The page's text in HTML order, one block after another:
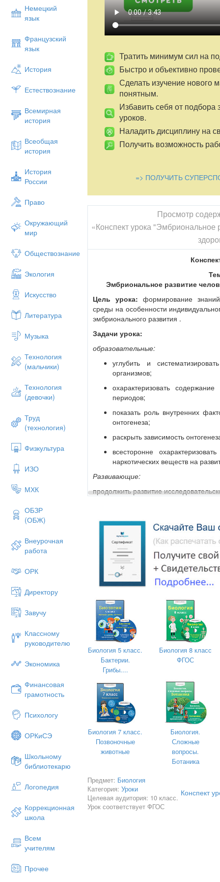
Немецкий
язык
Французский
язык
История
Естествознание
Всемирная
история
Всеобщая
история
История
России
Право
Окружающий
мир
Обществознание
Экология
Искусство
Литература
Музыка
Технология
(мальчики)
Технология
(девочки)
Труд
(технология)
Физкультура
ИЗО
МХК
ОБЗР
(ОБЖ)
Внеурочная
работа
ОРК
Директору
Завучу
Классному
руководителю
Экономика
Финансовая
грамотность
Психологу
ОРКиСЭ
Школьному
библиотекарю
Логопедия
Коррекционная
школа
Всем
учителям
Прочее
умение анализировать (умения
эксперимента для ответа на вопросы
развивать творческие способности
работы по переносу полученных
при работе в парах, в группе;
воспитывать культуру умственного
активность и самостоятельность;
сформировать правила сохранения
жизни и особенно репродуктивного
Тратить минимум сил на
Быстро и объективно
Сделать изучение нового
понятным.
Избавить себя от подбора
уроков.
Наладить дисциплину на
Получить возможность
=> ПОЛУЧИТЬ
Просмотр
«Конспект урока "Эмбриональное
Эмбриональное развитие
Цель урока: формирование
среды на особенности
эмбрионального развития .
Задачи урока:
образовательные:
углубить и
организмов;
охарактеризовать
периодов;
показать роль внутренних
онтогенеза;
раскрыть зависимость
всесторонне
наркотических веществ на
Развивающие:
продолжить развитие
развивать умение
презентации;
развивать умение
мутационных изменений у
развивать умение
онтогенеза;
умение анализировать
мысленного эксперимента
характера);
развивать творческие
самостоятельной работы по
новую ситуацию;
Воспитательные:
развивать коммуникативные
работе в парах, в группе;
воспитывать культуру
мыслительную активность и
сформировать правила
всей жизни и особенно
презентация
Тип урока – открытие нового знания.
Основные понятия:
Биология 5 класс.
Бактерии.
Грибы....
Биология 8 класс
ФГОС
Биология 7 класс.
Позвоночные
животные
Биология.
Сложные
вопросы.
Ботаника
Предмет: Биология
Категория:Уроки
Целевая аудитория: 10 класс.
Урок соответствует ФГОС
Конспект